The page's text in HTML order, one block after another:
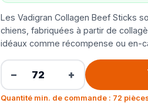
Les Vadigran Collagen Beef Sticks
chiens, fabriquées à partir de
idéaux comme récompense ou en-
− +
Quantité min. de commande : 72